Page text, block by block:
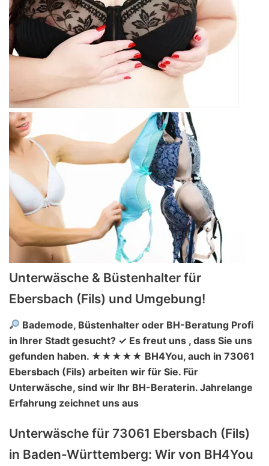
Unterwäsche & Büstenhalter für
Ebersbach (Fils) und Umgebung!
Bademode, Büstenhalter oder BH-Beratung Profi
in Ihrer Stadt gesucht? ✓ Es freut uns , dass Sie uns
gefunden haben. ★★★★★ BH4You, auch in 73061
Ebersbach (Fils) arbeiten wir für Sie. Für
Unterwäsche, sind wir Ihr BH-Beraterin. Jahrelange
Erfahrung zeichnet uns aus
Unterwäsche für 73061 Ebersbach (Fils)
in Baden-Württemberg: Wir von BH4You